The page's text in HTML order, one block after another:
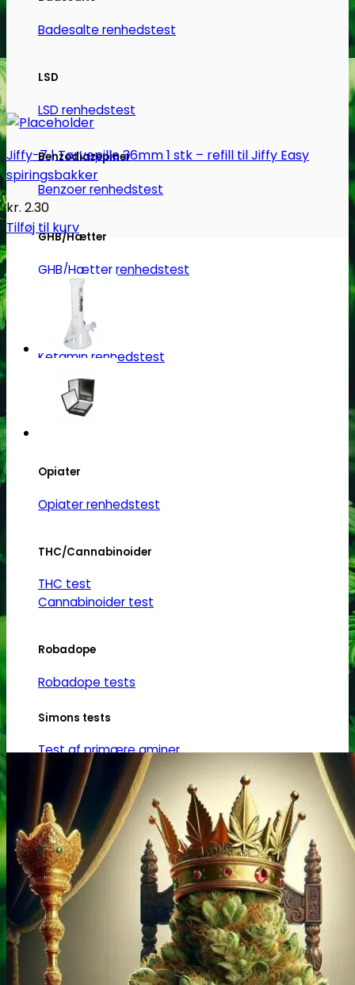
Badesalte renhedstest
LSD
LSD renhedstest
Benzodiazepiner
Benzoer renhedstest
GHB/Hætter
GHB/Hætter renhedstest
Ketamin
Ketamin renhedstest
MCPP
Opiater
Opiater renhedstest
THC/Cannabinoider
THC test
Cannabinoider test
Robadope
Robadope tests
Simons tests
Test af primære aminer
URIN TESTS
Multi urin test - 3 stoffer
Multi urin test - 10 stoffer
THC urin test - 25ng/ml
THC urin test - 50ng/ml
Jiffy-7 | Tørvepille 36mm 1 stk – refill til Jiffy Easy
spiringsbakker
kr. 2.30
Tilføj til kurv